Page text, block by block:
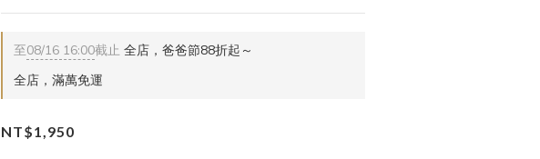
至08/16 16:00截止全店，爸爸節88折起～
全店，滿萬免運
NT$1,950